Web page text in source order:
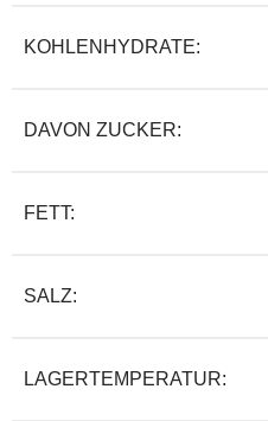
KOHLENHYDRATE:
DAVON ZUCKER:
FETT:
SALZ:
LAGERTEMPERATUR: